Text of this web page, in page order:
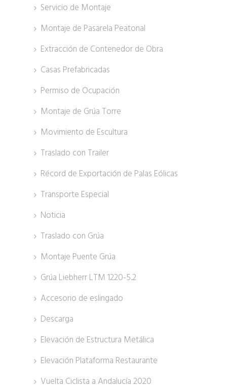
Servicio de Montaje
Montaje de Pasarela Peatonal
Extracción de Contenedor de Obra
Casas Prefabricadas
Permiso de Ocupación
Montaje de Grúa Torre
Movimiento de Escultura
Traslado con Trailer
Récord de Exportación de Palas Eólicas
Transporte Especial
Noticia
Traslado con Grúa
Montaje Puente Grúa
Grúa Liebherr LTM 1220-5.2
Accesorio de eslingado
Descarga
Elevación de Estructura Metálica
Elevación Plataforma Restaurante
Vuelta Ciclista a Andalucía 2020